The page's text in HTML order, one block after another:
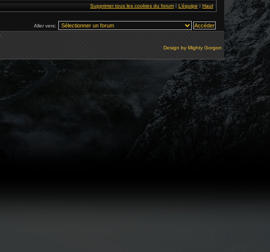
Supprimer tous les cookies du forum | L’équipe | Haut
Aller vers:
Design by Mighty Gorgon